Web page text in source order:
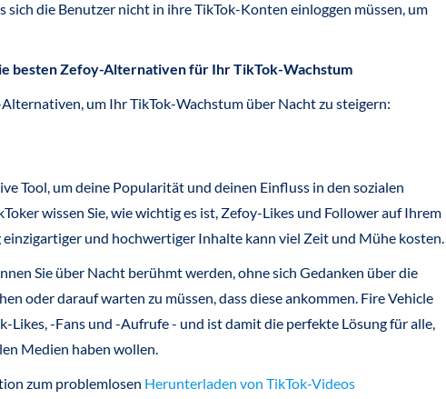
sich die Benutzer nicht in ihre TikTok-Konten einloggen müssen, um
besten Zefoy-Alternativen für Ihr TikTok-Wachstum
um Ihr TikTok-Wachstum über Nacht zu steigern:
Tool, um deine Popularität und deinen Einfluss in den sozialen
wissen Sie, wie wichtig es ist, Zefoy-Likes und Follower auf Ihrem
und hochwertiger Inhalte kann viel Zeit und Mühe kosten.
Sie über Nacht berühmt werden, ohne sich Gedanken über die
oder darauf warten zu müssen, dass diese ankommen. Fire Vehicle
Likes, -Fans und -Aufrufe - und ist damit die perfekte Lösung für alle,
Medien haben wollen.
zum problemlosen Herunterladen von TikTok-Videos